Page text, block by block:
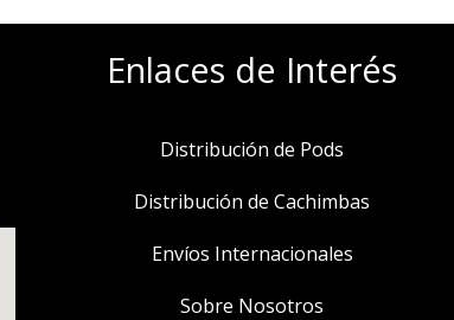
Enlaces de Interés
Distribución de Pods
Distribución de Cachimbas
Envíos Internacionales
Sobre Nosotros